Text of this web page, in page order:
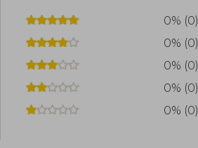
0% (0)
0% (0)
0% (0)
0% (0)
0% (0)